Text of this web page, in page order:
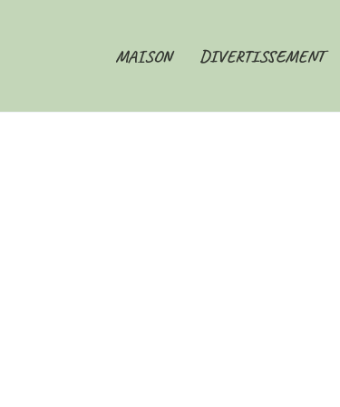
MAISON DIVERTISSEMENT